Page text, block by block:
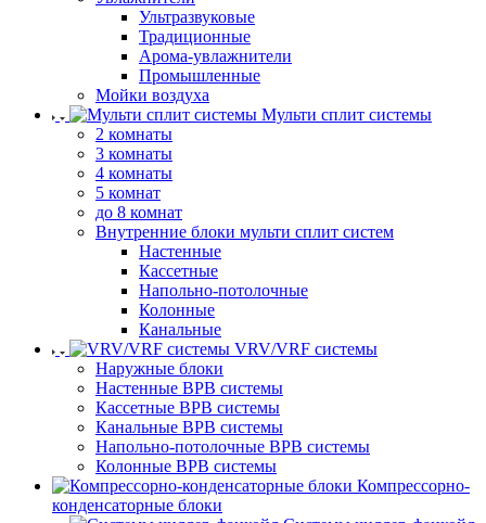
Ультразвуковые
Традиционные
Арома-увлажнители
Промышленные
Мойки воздуха
Мульти сплит системы
2 комнаты
3 комнаты
4 комнаты
5 комнат
до 8 комнат
Внутренние блоки мульти сплит систем
Настенные
Кассетные
Напольно-потолочные
Колонные
Канальные
VRV/VRF системы
Наружные блоки
Настенные ВРВ системы
Кассетные ВРВ системы
Канальные ВРВ системы
Напольно-потолочные ВРВ системы
Колонные ВРВ системы
Компрессорно-
конденсаторные блоки